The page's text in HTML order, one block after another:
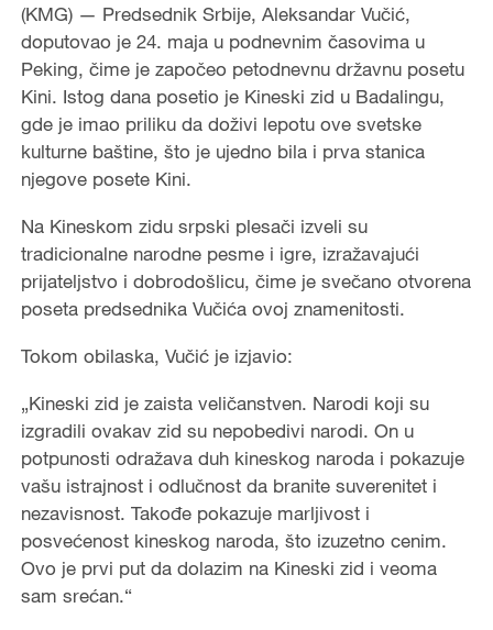
(KMG) — Predsednik Srbije, Aleksandar Vučić,
doputovao je 24. maja u podnevnim časovima u
Peking, čime je započeo petodnevnu državnu posetu
Kini. Istog dana posetio je Kineski zid u Badalingu,
gde je imao priliku da doživi lepotu ove svetske
kulturne baštine, što je ujedno bila i prva stanica
njegove posete Kini.
Na Kineskom zidu srpski plesači izveli su
tradicionalne narodne pesme i igre, izražavajući
prijateljstvo i dobrodošlicu, čime je svečano otvorena
poseta predsednika Vučića ovoj znamenitosti.
Tokom obilaska, Vučić je izjavio:
„Kineski zid je zaista veličanstven. Narodi koji su
izgradili ovakav zid su nepobedivi narodi. On u
potpunosti odražava duh kineskog naroda i pokazuje
vašu istrajnost i odlučnost da branite suverenitet i
nezavisnost. Takođe pokazuje marljivost i
posvećenost kineskog naroda, što izuzetno cenim.
Ovo je prvi put da dolazim na Kineski zid i veoma
sam srećan.“